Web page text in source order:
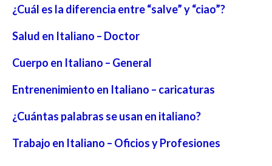
¿Cuál es la diferencia entre “salve” y “ciao”?
Salud en Italiano – Doctor
Cuerpo en Italiano – General
Entrenenimiento en Italiano – caricaturas
¿Cuántas palabras se usan en italiano?
Trabajo en Italiano – Oficios y Profesiones